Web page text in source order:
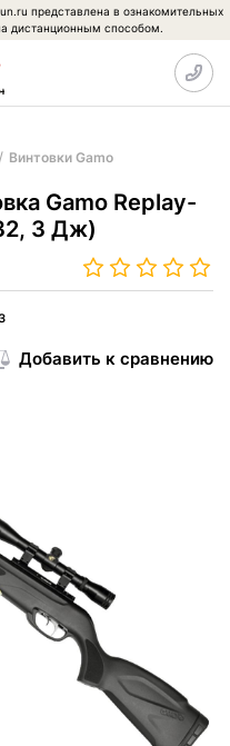
представлена в ознакомительных
дистанционным способом.
Винтовки Gamo
Gamo Replay-
3 Дж)
Добавить к сравнению